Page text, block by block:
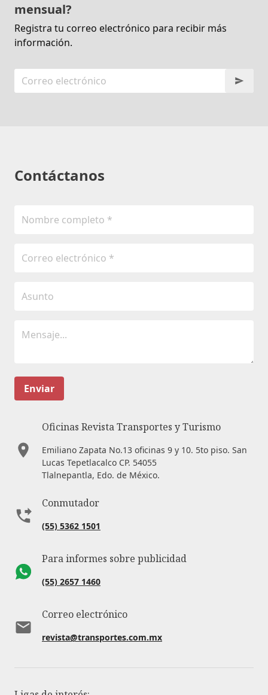
mensual?
Registra tu correo electrónico para recibir más
información.
Contáctanos
Enviar
Oficinas Revista Transportes y Turismo
Emiliano Zapata No.13 oficinas 9 y 10. 5to piso. San
Lucas Tepetlacalco CP. 54055
Tlalnepantla, Edo. de México.
Conmutador
(55) 5362 1501
Para informes sobre publicidad
(55) 2657 1460
Correo electrónico
revista@transportes.com.mx